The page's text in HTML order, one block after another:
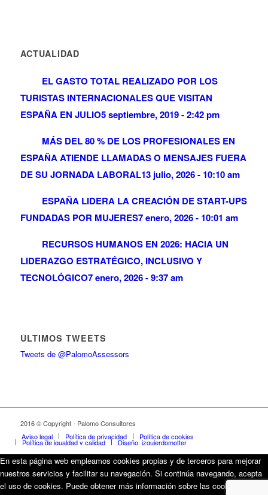
ACTUALIDAD
EL GASTO TOTAL REALIZADO POR LOS
TURISTAS INTERNACIONALES QUE VISITAN
ESPAÑA EN JULIO5 septiembre, 2019 - 2:42 pm
MÁS DEL 80 % DE LOS PROFESIONALES EN
ESPAÑA ATIENDE LLAMADAS O MENSAJES FUERA
DE SU JORNADA LABORAL13 julio, 2026 - 10:10 am
ESPAÑA LIDERA LA CREACIÓN DE START-UPS
FUNDADAS POR MUJERES7 enero, 2026 - 10:01 am
RECURSOS HUMANOS EN 2026: HACIA UN
LIDERAZGO ESTRATÉGICO, INCLUSIVO Y
TECNOLÓGICO7 enero, 2026 - 9:37 am
ÚLTIMOS TWEETS
Tweets de @PalomoAssessors
2016 © Copyright - Palomo Consultores
Aviso legal
Política de privacidad Política de cookies
Política de igualdad y calidad Diseño: izquierdomotter
En esta página web empleamos cookies propias y de terceros para mejorar
nuestros servicios y facilitar su navegación. Si continúa navegando, acepta
el uso de cookies. Puede obtener más información sobre las cookies que